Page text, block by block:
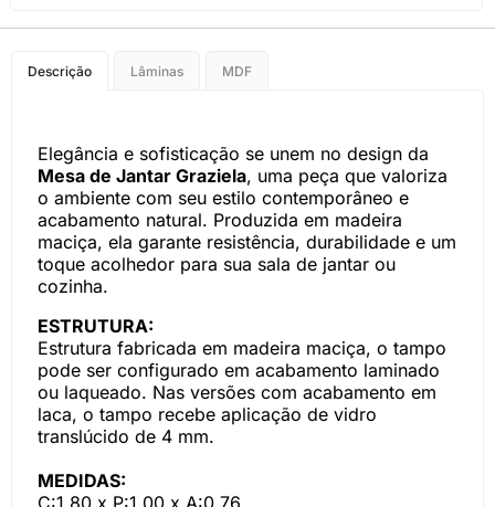
Descrição Lâminas MDF
Elegância e sofisticação se unem no design da
Mesa de Jantar Graziela, uma peça que valoriza
o ambiente com seu estilo contemporâneo e
acabamento natural. Produzida em madeira
maciça, ela garante resistência, durabilidade e um
toque acolhedor para sua sala de jantar ou
cozinha.
ESTRUTURA:
Estrutura fabricada em madeira maciça, o tampo
pode ser configurado em acabamento laminado
ou laqueado. Nas versões com acabamento em
laca, o tampo recebe aplicação de vidro
translúcido de 4 mm.
MEDIDAS:
C:1,80 x P:1,00 x A:0,76